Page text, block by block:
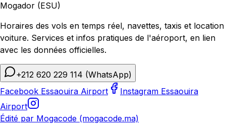
Mogador (ESU)
Horaires des vols en temps réel, navettes, taxis et location
voiture. Services et infos pratiques de l'aéroport, en lien
avec les données officielles.
+212 620 229 114 (WhatsApp)
Facebook Essaouira Airport
Instagram Essaouira
Airport
Édité par Mogacode (mogacode.ma)